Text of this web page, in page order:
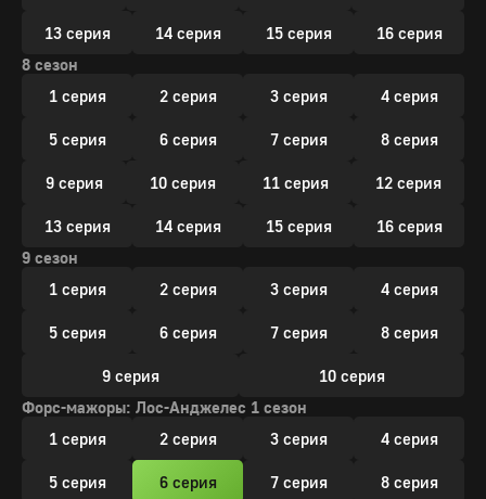
13 серия 14 серия 15 серия
16 серия
8 сезон
1 серия
2 серия 3 серия 4 серия
5 серия 6 серия 7 серия 8 серия
9 серия 10 серия 11 серия 12 серия
13 серия 14 серия 15 серия
16 серия
9 сезон
1 серия
2 серия 3 серия 4 серия
5 серия 6 серия 7 серия 8 серия
9 серия
10 серия
Форс-мажоры: Лос-Анджелес 1 сезон
1 серия
2 серия 3 серия 4 серия
5 серия 6 серия 7 серия 8 серия